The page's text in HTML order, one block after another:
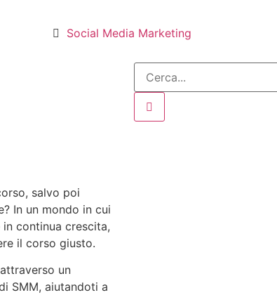
Social Media Marketing
salvo poi
In un mondo in cui
continua crescita,
il corso giusto.
un
SMM, aiutandoti a